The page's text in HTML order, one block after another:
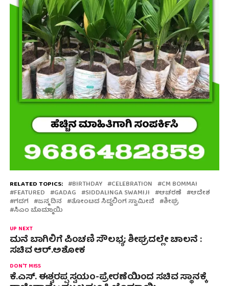
RELATED TOPICS: BIRTHDAY CELEBRATION CM BOMMAI
FEATURED GADAG SIDDALINGA SWAMIJI ಆಚರಣೆ ಆದೇಶ
ಗದಗ ಜನ್ಮ ದಿನ ತೋಂಟದ ಸಿದ್ದಲಿಂಗ ಸ್ವಾಮೀಜಿ ಶೀಘ್ರ
ಸಿಎಂ ಬೊಮ್ಮಾಯಿ
UP NEXT
ಮನೆ ಬಾಗಿಲಿಗೆ ಪಿಂಚಣಿ ಸೌಲಭ್ಯ; ಶೀಘ್ರದಲ್ಲೇ ಚಾಲನೆ :
ಸಚಿವ ಆರ್.ಅಶೋಕ
DON'T MISS
ಕೆ.ಎಸ್. ಈಶ್ವರಪ್ಪ ಸ್ವಯಂ-ಪ್ರೇರಣೆಯಿಂದ ಸಚಿವ ಸ್ಥಾನಕ್ಕೆ